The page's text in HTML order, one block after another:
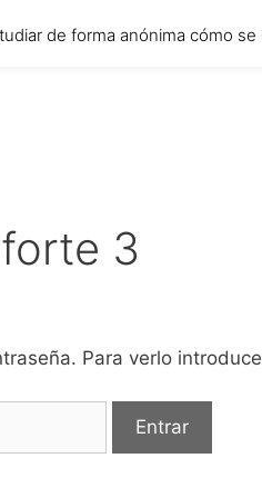
3
Para verlo
de forma anónima cómo